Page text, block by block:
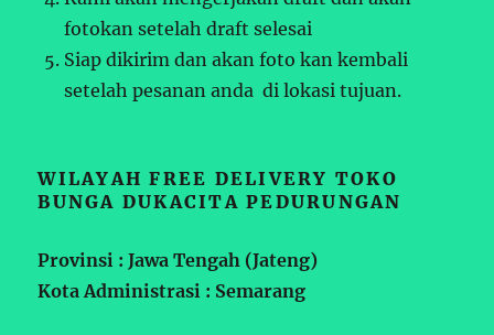
fotokan setelah draft selesai
Siap dikirim dan akan foto kan kembali
setelah pesanan anda di lokasi tujuan.
WILAYAH FREE DELIVERY TOKO
BUNGA DUKACITA PEDURUNGAN
Provinsi : Jawa Tengah (Jateng)
Kota Administrasi : Semarang